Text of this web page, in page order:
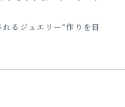
るジュエリー“作りを目